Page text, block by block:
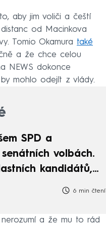
aby jim voliči a čeští
od Macinkova
Tomio Okamura také
a že chce celou
NEWS dokonce
mohlo odejít z vlády.
SPD a
volbách.
kandidátů,
6 min čtení
a že mu to rád